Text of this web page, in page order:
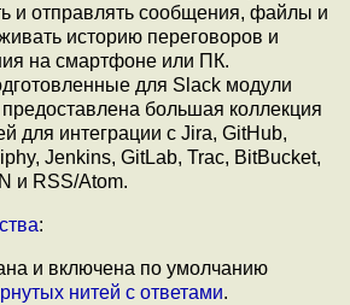
и отправлять сообщения, файлы и
историю переговоров и
на смартфоне или ПК.
для Slack модули
большая коллекция
для интеграции с Jira, GitHub,
Jenkins, GitLab, Trac, BitBucket,
и RSS/Atom.
:
и включена по умолчанию
нитей с ответами.